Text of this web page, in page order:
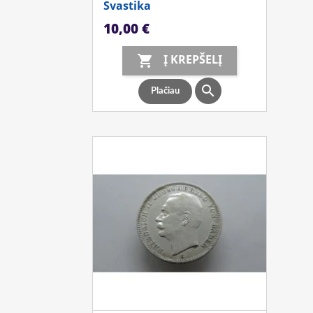
Svastika
Kaina
10,00 €
 Į KREPŠELĮ
Plačiau 